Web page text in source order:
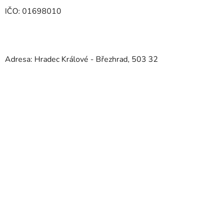
IČO: 01698010
Adresa: Hradec Králové - Březhrad, 503 32